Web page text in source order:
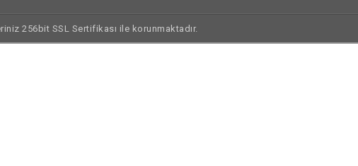
256bit SSL Sertifikası ile korunmaktadır.